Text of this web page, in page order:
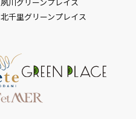
北千里グリーンプレイス